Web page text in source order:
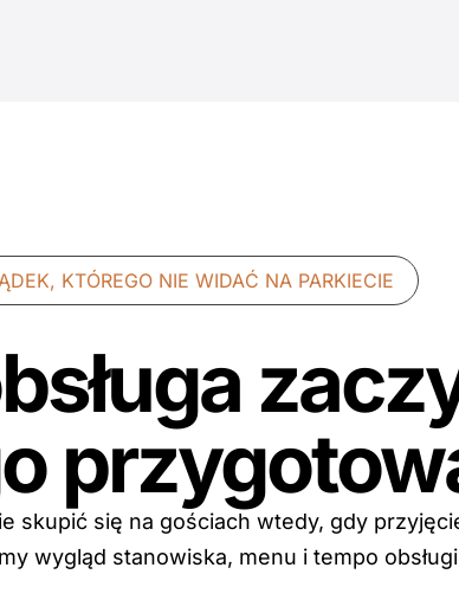
KTÓREGO NIE WIDAĆ NA PARKIECIE
skupić się na gościach wtedy, gdy
wygląd stanowiska, menu i tempo